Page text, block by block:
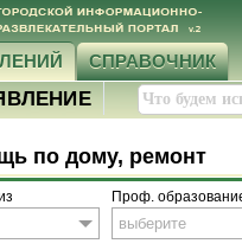
СПРАВОЧНИК
по дому, ремонт
Проф.
выберите